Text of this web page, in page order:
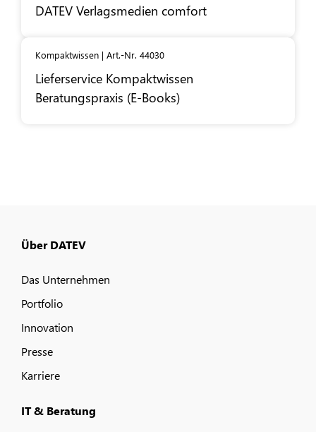
DATEV Verlagsmedien comfort
Kompaktwissen | Art.-Nr. 44030
Lieferservice Kompaktwissen
Beratungspraxis (E-Books)
Über DATEV
Das Unternehmen
Portfolio
Innovation
Presse
Karriere
IT & Beratung